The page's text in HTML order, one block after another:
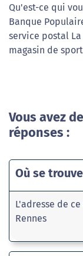
Qu'est-ce qui
Banque
service postal La
magasin de
Vous avez
réponses :
Où se
L'adresse de ce
Rennes